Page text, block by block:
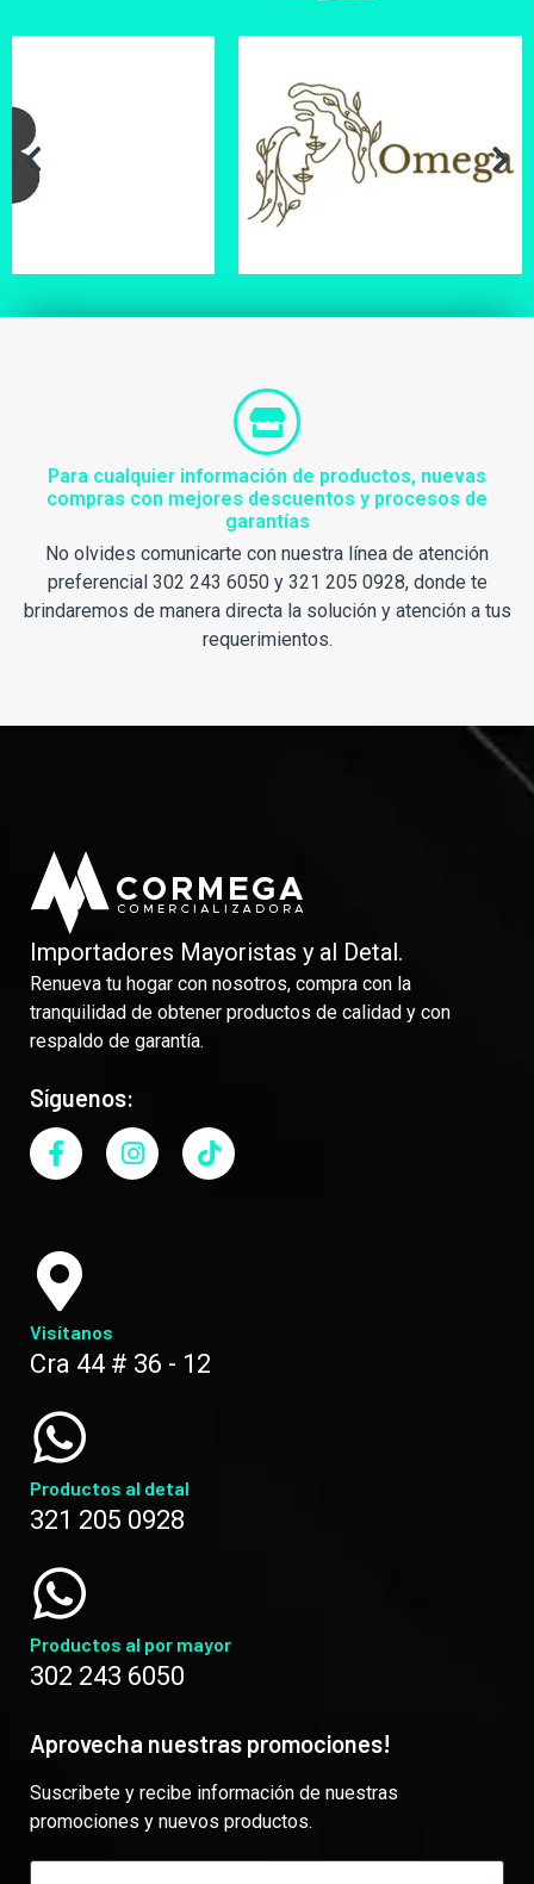
Para cualquier información de productos, nuevas
compras con mejores descuentos y procesos de
garantías
No olvides comunicarte con nuestra línea de atención
preferencial 302 243 6050 y 321 205 0928, donde te
brindaremos de manera directa la solución y atención a tus
requerimientos.
Importadores Mayoristas y al Detal.
Renueva tu hogar con nosotros, compra con la
tranquilidad de obtener productos de calidad y con
respaldo de garantía.
Síguenos:
Visítanos
Cra 44 # 36 - 12
Productos al detal
321 205 0928
Productos al por mayor
302 243 6050
Aprovecha nuestras promociones!
Suscribete y recibe información de nuestras
promociones y nuevos productos.